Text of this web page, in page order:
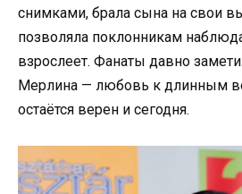
снимками, брала сына на свои
позволяла поклонникам
взрослеет. Фанаты давно
Мерлина — любовь к длинным
остаётся верен и сегодня.